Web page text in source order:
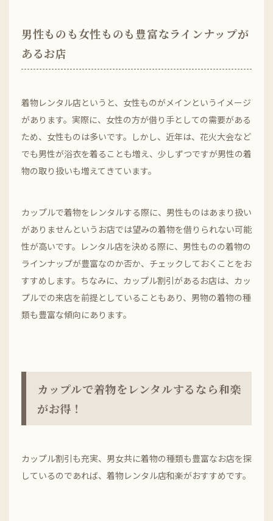
男性ものも女性ものも豊富なラインナップが
あるお店
着物レンタル店というと、女性ものがメインというイメージ
があります。実際に、女性の方が借り手としての需要がある
ため、女性ものは多いです。しかし、近年は、花火大会など
でも男性が浴衣を着ることも増え、少しずつですが男性の着
物の取り扱いも増えてきています。
カップルで着物をレンタルする際に、男性ものはあまり扱い
がありませんというお店では望みの着物を借りられない可能
性が高いです。レンタル店を決める際に、男性ものの着物の
ラインナップが豊富なのか否か、チェックしておくことをお
すすめします。ちなみに、カップル割引があるお店は、カッ
プルでの来店を前提としていることもあり、男物の着物の種
類も豊富な傾向にあります。
カップルで着物をレンタルするなら和楽
がお得！
カップル割引も充実、男女共に着物の種類も豊富なお店を探
しているのであれば、着物レンタル店和楽がおすすめです。